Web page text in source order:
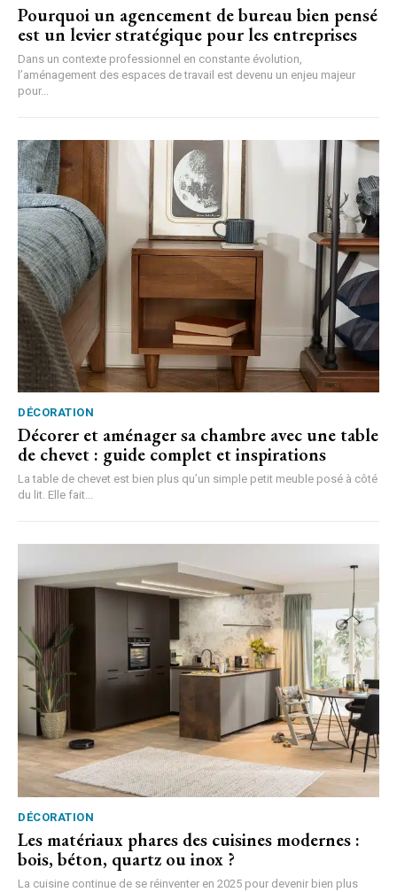
Pourquoi un agencement de bureau bien pensé
est un levier stratégique pour les entreprises
Dans un contexte professionnel en constante évolution,
l’aménagement des espaces de travail est devenu un enjeu majeur
pour...
DÉCORATION
Décorer et aménager sa chambre avec une table
de chevet : guide complet et inspirations
La table de chevet est bien plus qu’un simple petit meuble posé à côté
du lit. Elle fait...
DÉCORATION
Les matériaux phares des cuisines modernes :
bois, béton, quartz ou inox ?
La cuisine continue de se réinventer en 2025 pour devenir bien plus